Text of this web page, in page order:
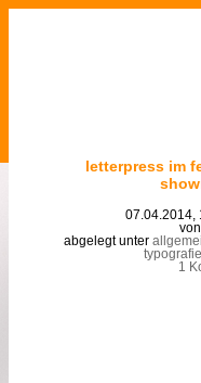
letterpress im
07.04.2014,
abgelegt unter
typografie
1